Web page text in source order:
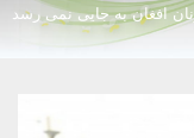
افغان به جایی نمی رسد